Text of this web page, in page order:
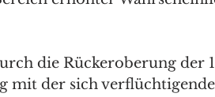
die Rückeroberung der
mit der sich